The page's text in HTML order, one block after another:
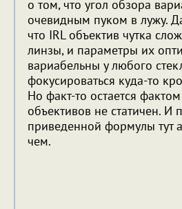
о том, что угол обзора
очевидным пуком в лужу.
что IRL объектив чутка
линзы, и параметры их
вариабельны у любого
фокусироваться куда-то
Но факт-то остается
объективов не статичен. И
приведенной формулы тут
чем.